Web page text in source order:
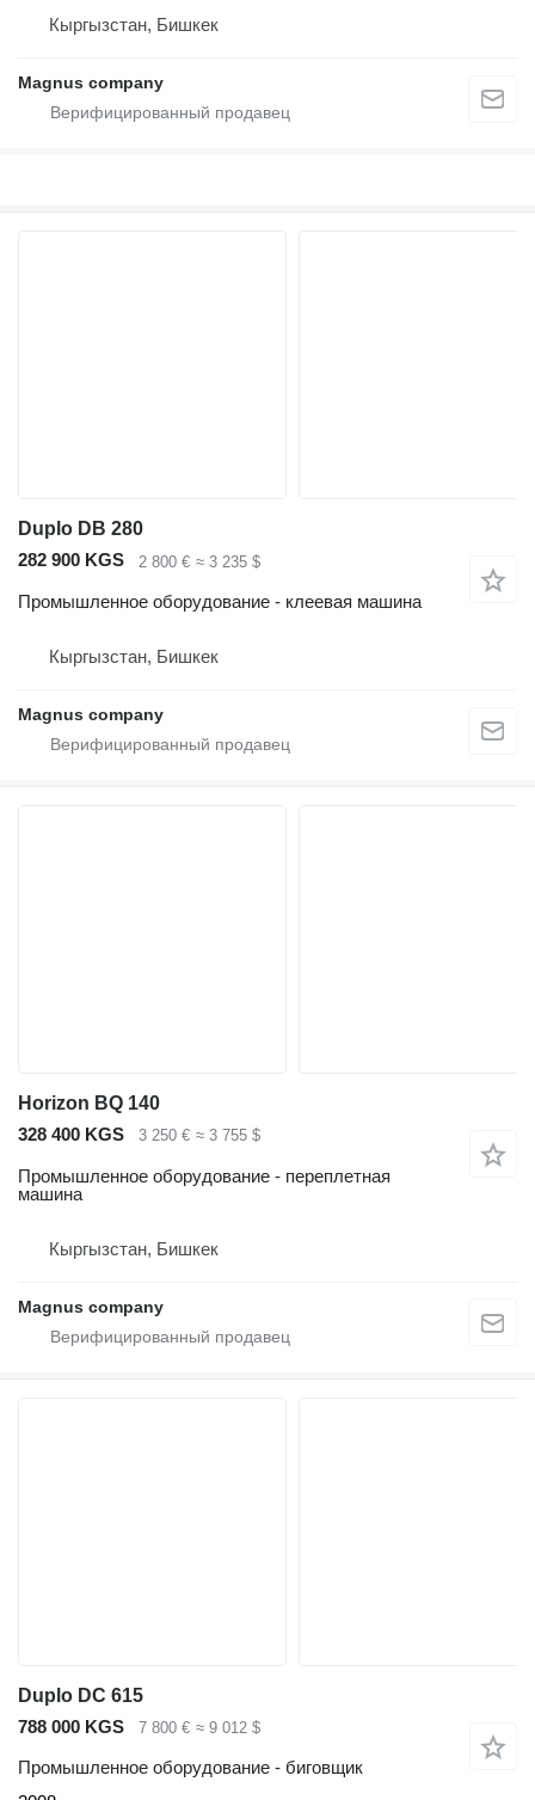
Кыргызстан, Бишкек
Magnus company
Duplo DB 280
282 900 KGS
2 800 € ≈ 3 235 $
Промышленное оборудование - клеевая машина
Кыргызстан, Бишкек
Magnus company
Horizon BQ 140
328 400 KGS
3 250 € ≈ 3 755 $
Промышленное оборудование - переплетная
машина
Кыргызстан, Бишкек
Magnus company
Duplo DC 615
788 000 KGS
7 800 € ≈ 9 012 $
Промышленное оборудование - биговщик